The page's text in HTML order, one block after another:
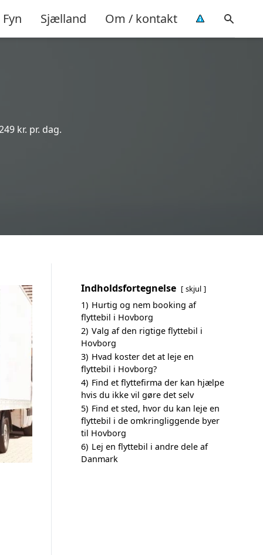
Fyn Sjælland Om / kontakt
kr. pr. dag.
Indholdsfortegnelse skjul
1) Hurtig og nem booking af
flyttebil i Hovborg
2) Valg af den rigtige flyttebil i
Hovborg
3) Hvad koster det at leje en
flyttebil i Hovborg?
4) Find et flyttefirma der kan hjælpe
hvis du ikke vil gøre det selv
5) Find et sted, hvor du kan leje en
flyttebil i de omkringliggende byer
til Hovborg
6) Lej en flyttebil i andre dele af
Danmark